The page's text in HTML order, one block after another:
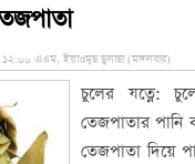
এএম, ইয়াওমুছ ছুলাছা (মঙ্গলবার)
চুলের যত্নে:
তেজপাতার পানি
তেজপাতা দিয়ে